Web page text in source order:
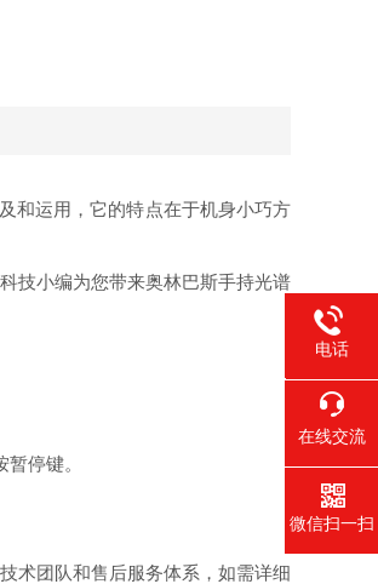
和运用，它的特点在于机身小巧方
技小编为您带来奥林巴斯手持光谱
停键。
术团队和售后服务体系，如需详细
电话
400-
在线交流
微信扫一扫